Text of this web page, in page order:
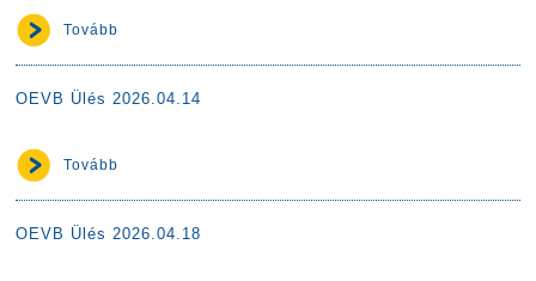
Tovább
OEVB Ülés 2026.04.14
Tovább
OEVB Ülés 2026.04.18